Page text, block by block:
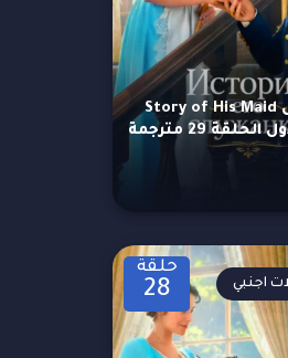
مسلسل Story of His Maid
29 مترجمة
حلقة
28 اجنبي